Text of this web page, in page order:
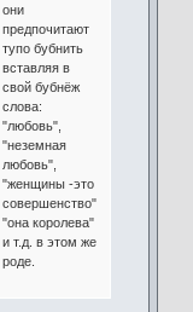
они
предпочитают
тупо бубнить
вставляя в
свой бубнёж
слова:
"любовь",
"неземнaя
любовь",
"женщины -это
совершенство",
"она королева"
и т.д. в этом же
роде.